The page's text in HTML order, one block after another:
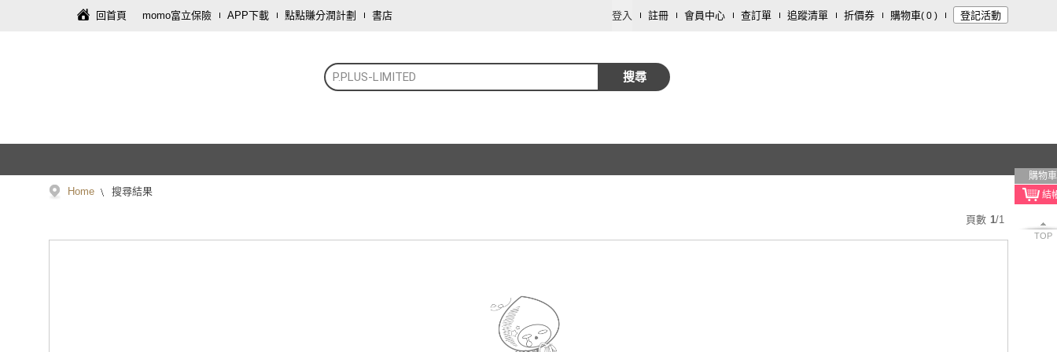
回首頁 momo富立保險 APP下載 點點賺分潤計劃 書店 登入 註冊 會員中心 查訂單 追蹤清單 折價券 購物車( 0 ) 登記活動
P.PLUS-LIMITED 搜尋
購物車
TOP
Home 搜尋結果
頁數 1/1